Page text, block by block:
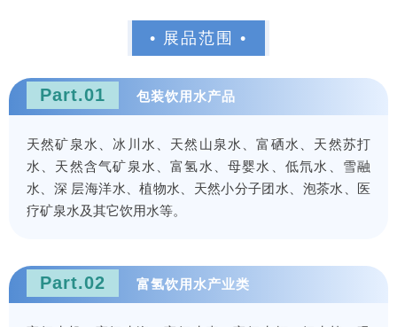
• 展品范围 •
Part.01 包装饮用水产品
天然矿泉水、冰川水、天然山泉水、富硒水、天然苏打
水、天然含气矿泉水、富氢水、母婴水、低氘水、雪融
水、深 层海洋水、植物水、天然小分子团水、泡茶水、医
疗矿泉水及其它饮用水等。
Part.02 富氢饮用水产业类